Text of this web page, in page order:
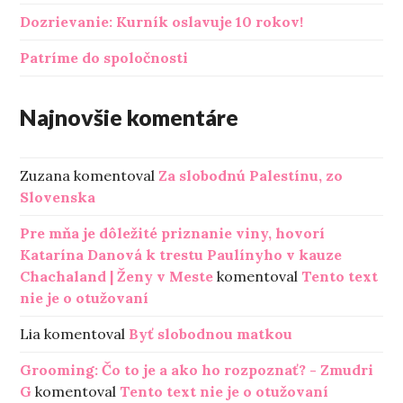
Dozrievanie: Kurník oslavuje 10 rokov!
Patríme do spoločnosti
Najnovšie komentáre
Zuzana komentoval Za slobodnú Palestínu, zo
Slovenska
Pre mňa je dôležité priznanie viny, hovorí
Katarína Danová k trestu Paulínyho v kauze
Chachaland | Ženy v Meste komentoval Tento text
nie je o otužovaní
Lia komentoval Byť slobodnou matkou
Grooming: Čo to je a ako ho rozpoznať? - Zmudri
G komentoval Tento text nie je o otužovaní